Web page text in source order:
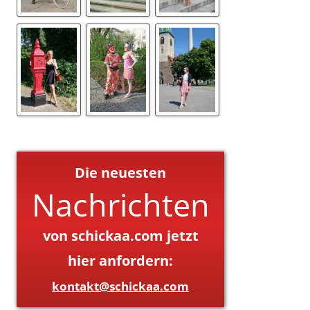
Die neuesten
Nachrichten
von schickaa.com jetzt
hier anfordern:
kontakt@schickaa.com